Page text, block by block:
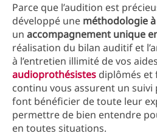
Parce que l’audition est
développé une méthodologie
un accompagnement unique
réalisation du bilan auditif et
à l’entretien illimité de vos
audioprothésistes diplômés et
continu vous assurent un suivi
font bénéficier de toute leur
permettre de bien entendre
en toutes situations.